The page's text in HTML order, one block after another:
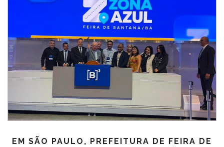
EM SÃO PAULO, PREFEITURA DE FEIRA DE